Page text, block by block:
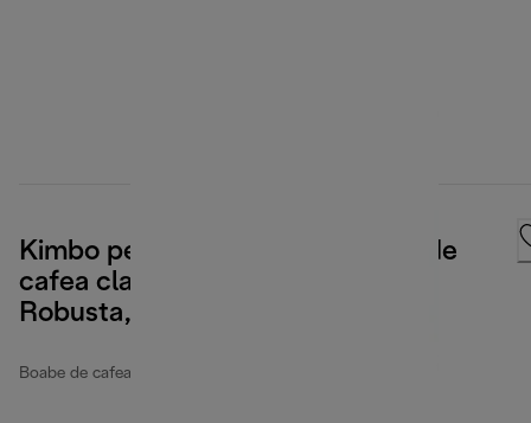
Kimbo pentru De'Longhi, Boabe de
cafea clasice, 35% Arabica 65%
Robusta, 250 g
Boabe de cafea